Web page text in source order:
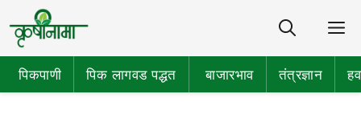
पिकपाणी पिक लागवड पद्धत बाजारभाव तंत्रज्ञान